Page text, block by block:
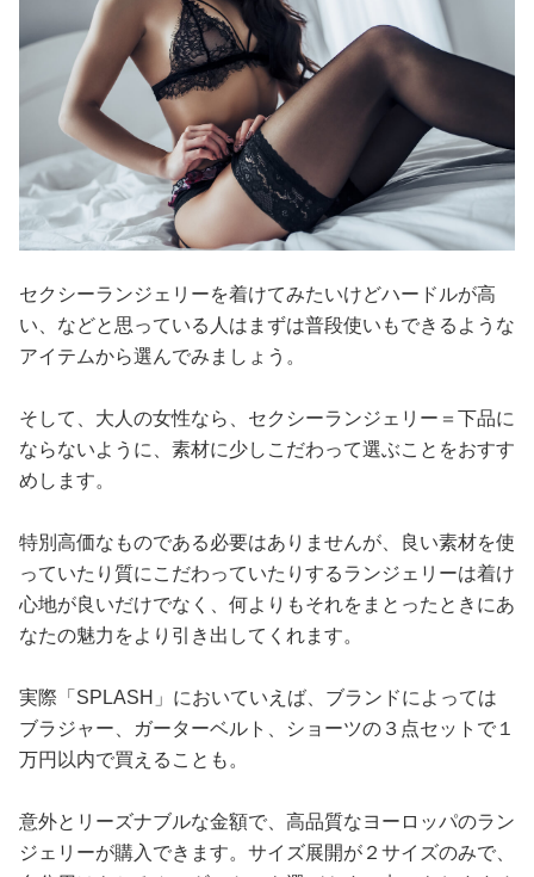
セクシーランジェリーを着けてみたいけどハードルが高
い、などと思っている人はまずは普段使いもできるような
アイテムから選んでみましょう。
そして、大人の女性なら、セクシーランジェリー＝下品に
ならないように、素材に少しこだわって選ぶことをおすす
めします。
特別高価なものである必要はありませんが、良い素材を使
っていたり質にこだわっていたりするランジェリーは着け
心地が良いだけでなく、何よりもそれをまとったときにあ
なたの魅力をより引き出してくれます。
実際「SPLASH」においていえば、ブランドによっては
ブラジャー、ガーターベルト、ショーツの３点セットで１
万円以内で買えることも。
意外とリーズナブルな金額で、高品質なヨーロッパのラン
ジェリーが購入できます。サイズ展開が２サイズのみで、